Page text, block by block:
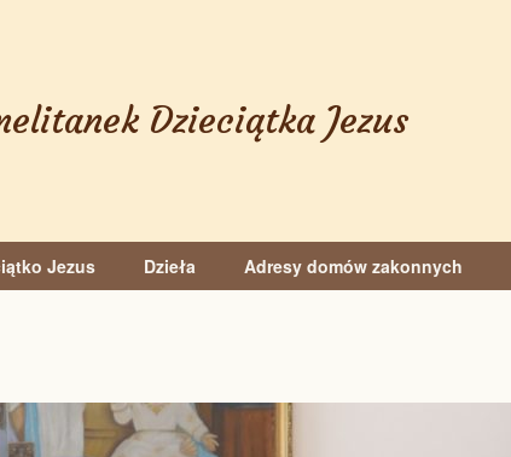
Dzieciątka Jezus
Jezus Dzieła Adresy domów zakonnych